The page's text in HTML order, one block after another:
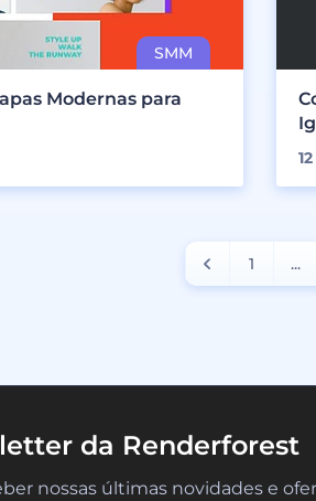
Modernas para
12
1 ...
da Renderforest
nossas últimas novidades e